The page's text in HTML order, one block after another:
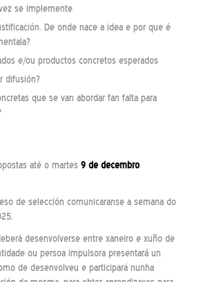
se implemente
De onde nace a idea e por que é
e/ou productos concretos esperados
difusión?
que se van abordar fan falta para
até o martes 9 de decembro
de selección comunicaranse a semana do
desenvolverse entre xaneiro e xuño de
ou persoa impulsora presentará un
de desenvolveu e participará nunha